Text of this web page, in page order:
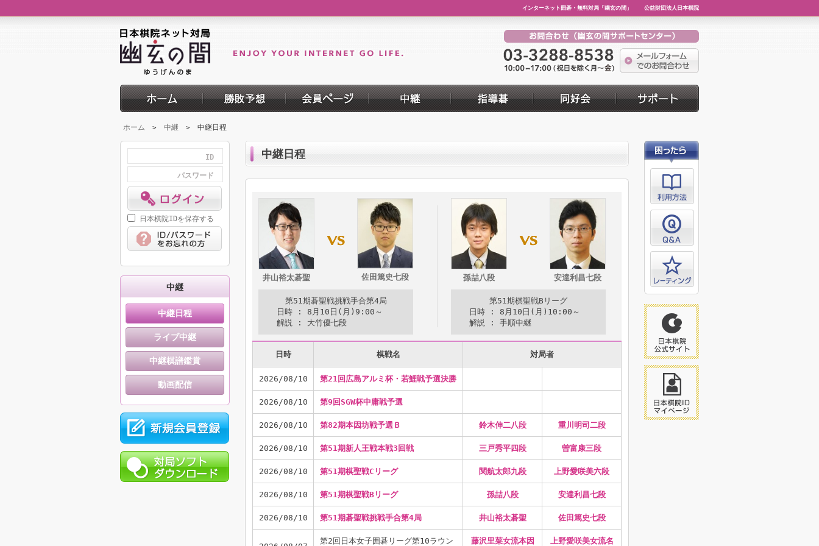
インターネット囲碁・無料対局「幽玄の間」 公益財団法人日本棋院
ホーム > 中継 > 中継日程
ID
パスワード
日本棋院IDを保存する
中継
中継日程
ライブ中継
中継棋譜鑑賞
動画配信
中継日程
井山裕太碁聖 佐田篤史七段
第51期碁聖戦挑戦手合第4局
日時 : 8月10日(月)9:00～
解説 : 大竹優七段
孫喆八段 安達利昌七段
第51期棋聖戦Bリーグ
日時 : 8月10日(月)10:00～
解説 : 手順中継
日時 棋戦名 対局者
2026/08/10 第21回広島アルミ杯・若鯉戦予選決勝
2026/08/10 第9回SGW杯中庸戦予選
2026/08/10 第82期本因坊戦予選Ｂ 鈴木伸二八段 重川明司二段
2026/08/10 第51期新人王戦本戦3回戦 三戸秀平四段 曽富康三段
2026/08/10 第51期棋聖戦Cリーグ 関航太郎九段 上野愛咲美六段
2026/08/10 第51期棋聖戦Bリーグ 孫喆八段 安達利昌七段
2026/08/10 第51期碁聖戦挑戦手合第4局 井山裕太碁聖 佐田篤史七段
第2回日本女子囲碁リーグ第10ラウン 藤沢里菜女流本因 上野愛咲美女流名